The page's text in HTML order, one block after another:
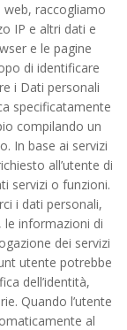
raccogliamo
IP e altri dati e
e le pagine
di identificare
i Dati personali
specificatamente
compilando un
In base ai servizi
all’utente di
servizi o funzioni.
i dati personali,
le informazioni di
dei servizi
utente potrebbe
dell’identità,
Quando l’utente
al